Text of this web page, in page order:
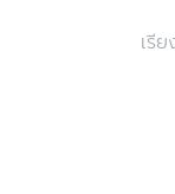
เรี